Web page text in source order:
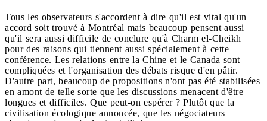
Tous les observateurs s'accordent à dire qu'il est vital qu'un
accord soit trouvé à Montréal mais beaucoup pensent aussi
qu'il sera aussi difficile de conclure qu'à Charm el-Cheikh
pour des raisons qui tiennent aussi spécialement à cette
conférence. Les relations entre la Chine et le Canada sont
compliquées et l'organisation des débats risque d'en pâtir.
D'autre part, beaucoup de propositions n'ont pas été stabilisées
en amont de telle sorte que les discussions menacent d'être
longues et difficiles. Que peut-on espérer ? Plutôt que la
civilisation écologique annoncée, que les négociateurs